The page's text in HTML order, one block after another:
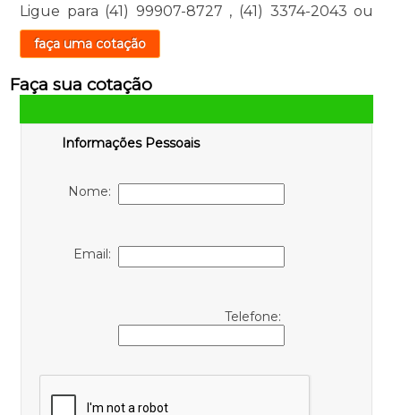
Ligue para (41) 99907-8727 , (41) 3374-2043 ou
faça uma cotação
Faça sua cotação
Informações Pessoais
Nome:
Email:
Telefone: